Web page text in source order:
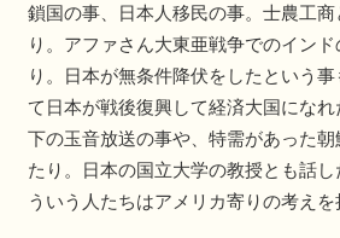
鎖国の事、日本人移民の事。士農工
り。アファさん大東亜戦争でのイン
り。日本が無条件降伏をしたという
て日本が戦後復興して経済大国にな
下の玉音放送の事や、特需があった
たり。日本の国立大学の教授とも話
ういう人たちはアメリカ寄りの考えを